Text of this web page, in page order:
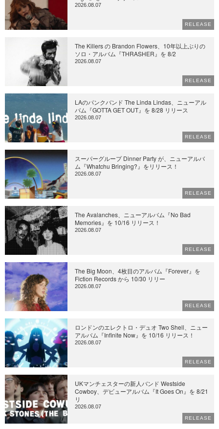
2026.08.07
RELEASE
The Killers の Brandon Flowers、10年以上ぶりの
ソロ・アルバム『THRASHER』を 8/2
2026.08.07
RELEASE
LAのパンクバンド The Linda Lindas、ニューアル
バム『GOTTA GET OUT』を 8/28 リリース
2026.08.07
RELEASE
スーパーグループ Dinner Party が、ニューアルバ
ム『Whatchu Bringing?』をリリース！
2026.08.07
RELEASE
The Avalanches、ニューアルバム『No Bad
Memories』を 10/16 リリース！
2026.08.07
RELEASE
The Big Moon、4枚目のアルバム『Forever』を
Fiction Records から 10/30 リリー
2026.08.07
RELEASE
ロンドンのエレクトロ・デュオ Two Shell、ニュー
アルバム『Infinite Now』を 10/16 リリース！
2026.08.07
RELEASE
UKマンチェスターの新人バンド Westside
Cowboy、デビューアルバム『It Goes On』を 8/21
リ
2026.08.07
RELEASE